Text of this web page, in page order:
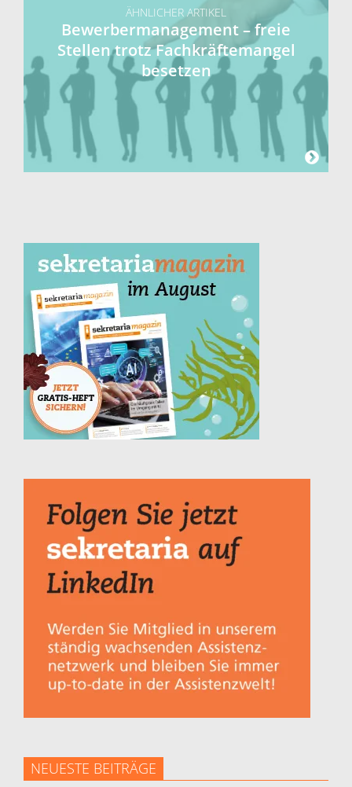
ÄHNLICHER ARTIKEL
Bewerbermanagement – freie
Stellen trotz Fachkräftemangel
besetzen
NEUESTE BEITRÄGE